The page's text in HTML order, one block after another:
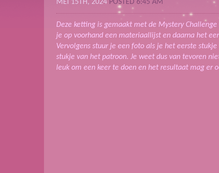
MEI 15TH, 2024 POSTED 6:45 AM
Deze ketting is gemaakt met de Mystery
je op voorhand een materiaallijst en daarna het
Vervolgens stuur je een foto als je het eerste
stukje van het patroon. Je weet dus van tevoren
leuk om een keer te doen en het resultaat mag er